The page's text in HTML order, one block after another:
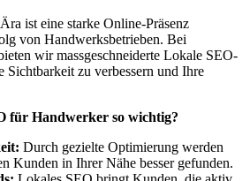
ist eine starke Online-Präsenz
von Handwerksbetrieben. Bei
wir massgeschneiderte Lokale SEO-
Sichtbarkeit zu verbessern und Ihre
für Handwerker so wichtig?
Durch gezielte Optimierung werden
Kunden in Ihrer Nähe besser gefunden.